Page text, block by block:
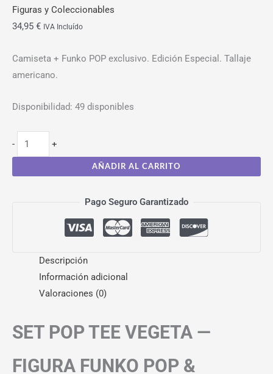
Figuras y Coleccionables
34,95 € IVA Incluído
Camiseta + Funko POP exclusivo. Edición Especial. Tallaje
americano.
Disponibilidad: 49 disponibles
- +
AÑADIR AL CARRITO
Pago Seguro Garantizado
Descripción
Información adicional
Valoraciones (0)
SET POP TEE VEGETA —
FIGURA FUNKO POP &